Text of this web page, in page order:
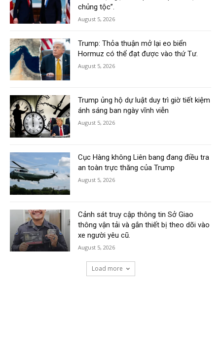
chủng tộc”.
August 5, 2026
Trump: Thỏa thuận mở lại eo biển
Hormuz có thể đạt được vào thứ Tư.
August 5, 2026
Trump ủng hộ dự luật duy trì giờ tiết kiệm
ánh sáng ban ngày vĩnh viễn
August 5, 2026
Cục Hàng không Liên bang đang điều tra
an toàn trực thăng của Trump
August 5, 2026
Cảnh sát truy cập thông tin Sở Giao
thông vận tải và gắn thiết bị theo dõi vào
xe người yêu cũ.
August 5, 2026
Load more